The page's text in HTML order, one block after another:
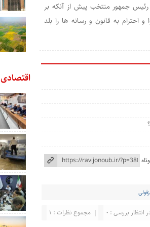
رئیس جمهور منتخب پیش از آنکه بر
احترام به قانون و رسانه ها را بلد
مجموع نظرات : 1 انتظار بررسی : 0
اقتصادی